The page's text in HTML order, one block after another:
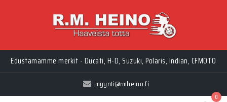
Edustamamme merkit - Ducati, H-D, Suzuki, Polaris, Indian, CFMOTO
myynti@rmheino.fi
0